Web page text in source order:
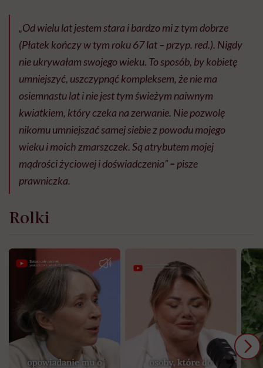
„Od wielu lat jestem stara i bardzo mi z tym dobrze
(Płatek kończy w tym roku 67 lat – przyp. red.). Nigdy
nie ukrywałam swojego wieku. To sposób, by kobietę
umniejszyć, uszczypnąć kompleksem, że nie ma
osiemnastu lat i nie jest tym świeżym naiwnym
kwiatkiem, który czeka na zerwanie. Nie pozwolę
nikomu umniejszać samej siebie z powodu mojego
wieku i moich zmarszczek. Są atrybutem mojej
mądrości życiowej i doświadczenia”– pisze
prawniczka.
Rolki